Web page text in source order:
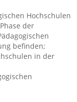
Hochschulen
der
befinden;
in der